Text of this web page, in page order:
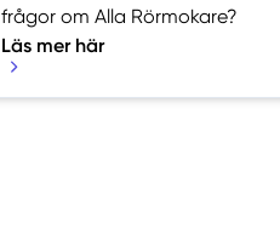
frågor om Alla Rörmokare?
Läs mer här